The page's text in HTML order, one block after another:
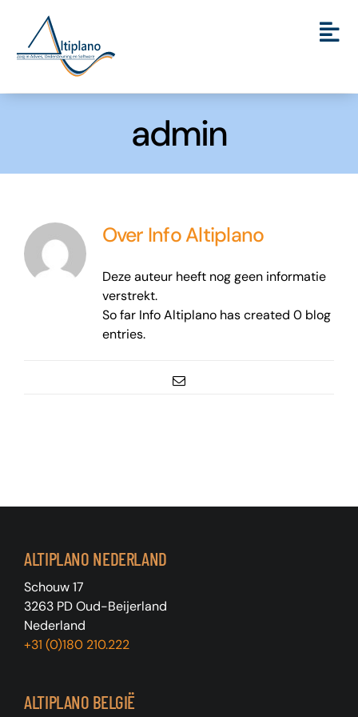
inhoud
Referenties
Support
Handleidingen
admin
Over Info Altiplano
Deze auteur heeft nog geen informatie
verstrekt.
So far Info Altiplano has created 0 blog
entries.
E-
ALTIPLANO NEDERLAND
Schouw 17
3263 PD Oud-Beijerland
Nederland
+31 (0)180 210.222
ALTIPLANO BELGIË